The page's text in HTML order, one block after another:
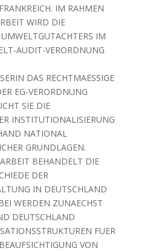
IM RAHMEN
WIRD DIE
IM
AUDIT-VERORDNUNG
DAS RECHTMAESSIGE
EG-VERORDNUNG
SIE DIE
INSTITUTIONALISIERUNG
NATIONAL
GRUNDLAGEN.
BEHANDELT DIE
DER
IN DEUTSCHLAND
WERDEN ZUNAECHST
DEUTSCHLAND
FUER
VON